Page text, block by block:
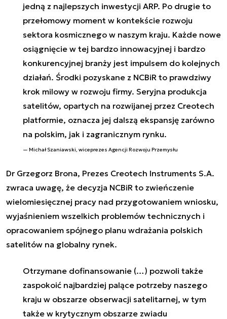
jedną z najlepszych inwestycji ARP. Po drugie to
przełomowy moment w kontekście rozwoju
sektora kosmicznego w naszym kraju. Każde nowe
osiągnięcie w tej bardzo innowacyjnej i bardzo
konkurencyjnej branży jest impulsem do kolejnych
działań. Środki pozyskane z NCBiR to prawdziwy
krok milowy w rozwoju firmy. Seryjna produkcja
satelitów, opartych na rozwijanej przez Creotech
platformie, oznacza jej dalszą ekspansję zarówno
na polskim, jak i zagranicznym rynku.
Michał Szaniawski, wiceprezes Agencji Rozwoju Przemysłu
Dr Grzegorz Brona, Prezes Creotech Instruments S.A.
zwraca uwagę, że decyzja NCBiR to zwieńczenie
wielomiesięcznej pracy nad przygotowaniem wniosku,
wyjaśnieniem wszelkich problemów technicznych i
opracowaniem spójnego planu wdrażania polskich
satelitów na globalny rynek.
Otrzymane dofinansowanie (…) pozwoli także
zaspokoić najbardziej palące potrzeby naszego
kraju w obszarze obserwacji satelitarnej, w tym
także w krytycznym obszarze zwiadu